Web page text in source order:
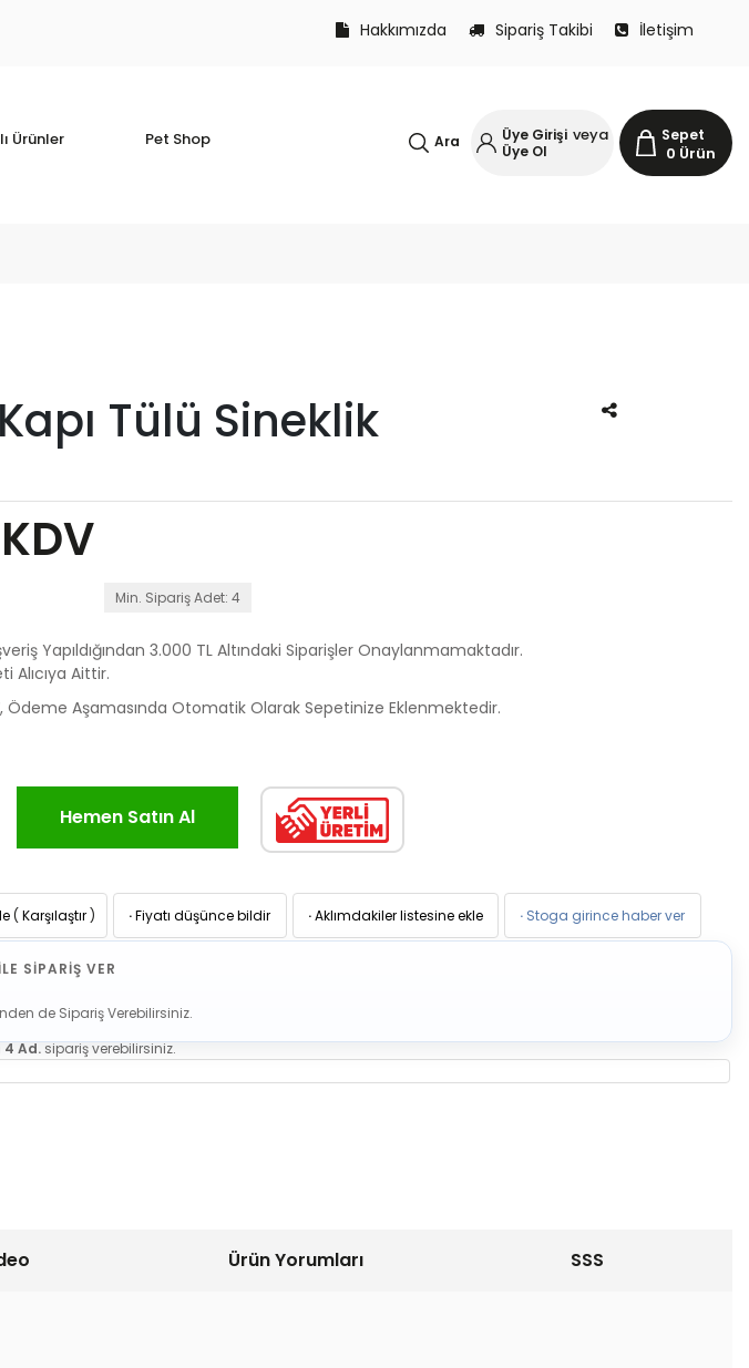
Hakkımızda Sipariş Takibi İletişim
Ürünler Pet Shop Sepet
0 Ürün
Üye Girişi veya
Üye Ol
Ara
Tülü Sineklik
Min. Sipariş Adet: 4
Yapıldığından 3.000 TL Altındaki Siparişler Onaylanmamaktadır.
Alıcıya Aittir.
Ödeme Aşamasında Otomatik Olarak Sepetinize Eklenmektedir.
Hemen Satın Al
( Karşılaştır ) ·Fiyatı düşünce bildir ·Aklımdakiler listesine ekle · Stoga girince haber ver
SİPARİŞ VER
de Sipariş Verebilirsiniz.
4 Ad.sipariş verebilirsiniz.
Ürün Yorumları SSS